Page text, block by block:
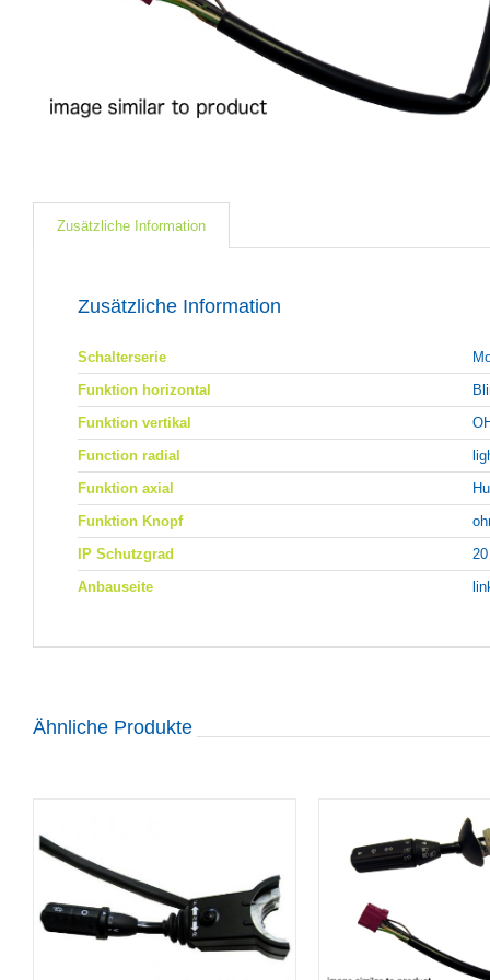
Zusätzliche Information
Zusätzliche Information
Schalterserie
Funktion horizontal
Funktion vertikal
Function radial
Funktion axial
Funktion Knopf
IP Schutzgrad
20
Anbauseite
Ähnliche Produkte